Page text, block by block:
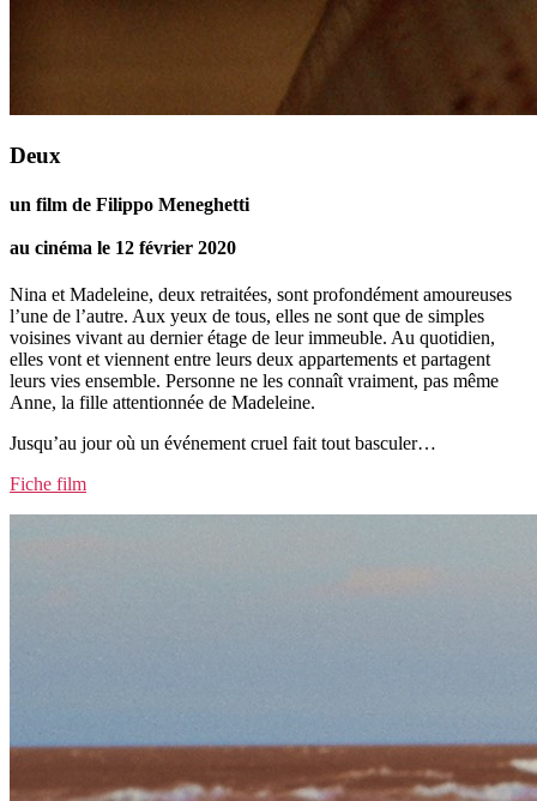
Deux
un film de Filippo Meneghetti
au cinéma le 12 février 2020
Nina et Madeleine, deux retraitées, sont profondément amoureuses
l’une de l’autre. Aux yeux de tous, elles ne sont que de simples
voisines vivant au dernier étage de leur immeuble. Au quotidien,
elles vont et viennent entre leurs deux appartements et partagent
leurs vies ensemble. Personne ne les connaît vraiment, pas même
Anne, la fille attentionnée de Madeleine.
Jusqu’au jour où un événement cruel fait tout basculer…
Fiche film